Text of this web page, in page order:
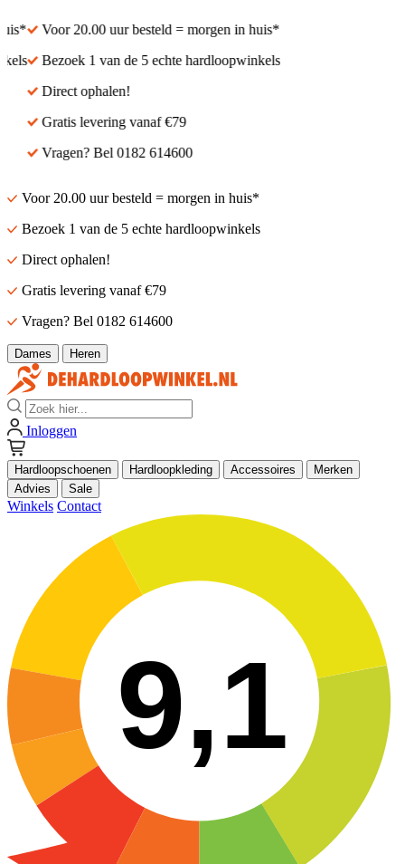
Voor 20.00 uur besteld = morgen in huis*
Bezoek 1 van de 5 echte hardloopwinkels
Direct ophalen!
Gratis levering vanaf €79
Vragen? Bel 0182 614600
Voor 20.00 uur besteld = morgen in huis*
Bezoek 1 van de 5 echte hardloopwinkels
Direct ophalen!
Gratis levering vanaf €79
Vragen? Bel 0182 614600
Dames Heren
Zoek
Inloggen
Hardloopschoenen Hardloopkleding Accessoires
Merken
Advies
Sale
Winkels Contact
9,1